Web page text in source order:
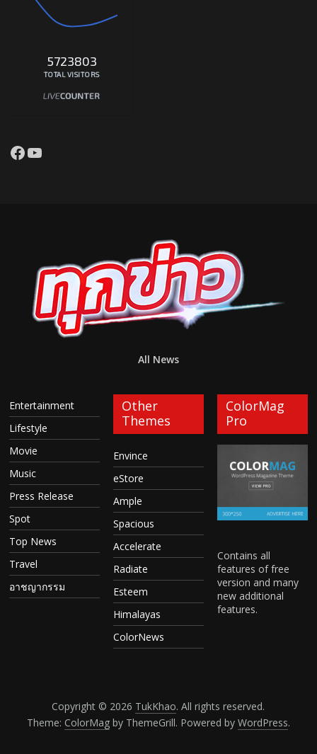
5723803
TOTAL VISITORS
Facebook
YouTube
All News
Entertainment
Lifestyle
Movie
Music
Press Release
Spot
Top News
Travel
อาชญากรรม
Other
Themes
Envince
eStore
Ample
Spacious
Accelerate
Radiate
Esteem
Himalayas
ColorNews
ColorMag
Pro
Contains all
features of free
version and many
new additional
features.
Copyright © 2026 TukKhao. All rights reserved.
Theme: ColorMagby ThemeGrill. Powered by WordPress.